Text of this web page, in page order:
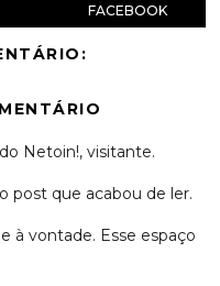
FACEBOOK
Netoin!, visitante.
post que acabou de ler.
à vontade. Esse espaço